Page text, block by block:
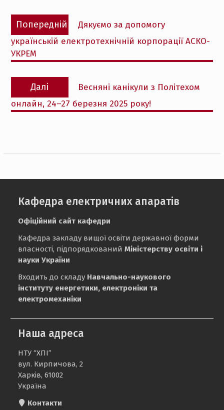
Навігація
записів
Попередній
Попередній
запис:
Дякуємо за допомогу
українській електротехнічній корпорації АСКО-
УКРЕМ
Далі
Наступний
запис:
Весняні канікули з Політехом
онлайн, 24–27 березня 2025 року!
Кафедра електричних апаратів
Офіційний сайт кафедри
Кафедра закладу вищої освіти державної форми
власності, підпорядкованийМіністерству освіти і
науки України
Входить до складу Навчально-наукового
інституту енергетики, електроніки та
електромеханіки
Наша адреса
НТУ “ХПІ”
вул. Кирпичова, 2
Харків, 61002
Україна
Контакти